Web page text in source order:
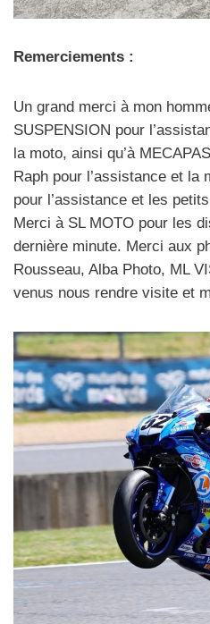
Remerciements :
Un grand merci à mon
SUSPENSION pour
la moto, ainsi qu’à
Raph pour l’assistance et la
pour l’assistance et les
Merci à SL MOTO pour les
dernière minute. Merci aux
Rousseau, Alba Photo, ML
venus nous rendre visite et